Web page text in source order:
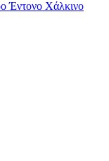
Έντονο Χάλκινο